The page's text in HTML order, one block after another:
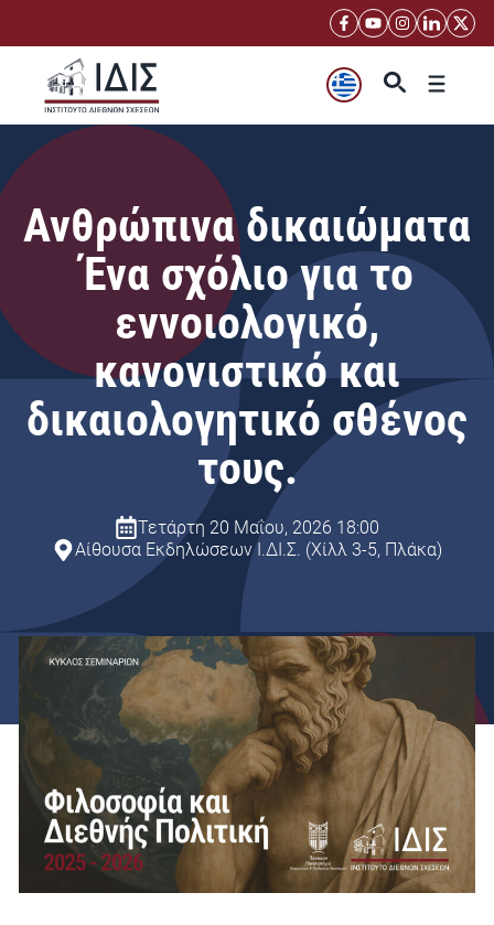
περιεχόμενο
Μενού
Ανθρώπινα δικαιώματα
Ένα σχόλιο για το
εννοιολογικό,
κανονιστικό και
δικαιολογητικό σθένος
τους.
Τετάρτη 20 Μαΐου, 2026 18:00
Αίθουσα Εκδηλώσεων Ι.ΔΙ.Σ. (Χίλλ 3-5, Πλάκα)